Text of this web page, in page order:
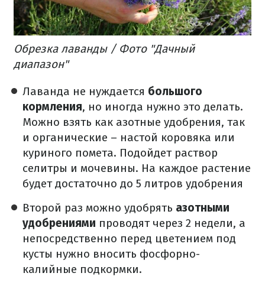
Обрезка лаванды / Фото "Дачный
диапазон"
Лаванда не нуждается большого
кормления, но иногда нужно это делать.
Можно взять как азотные удобрения, так
и органические – настой коровяка или
куриного помета. Подойдет раствор
селитры и мочевины. На каждое растение
будет достаточно до 5 литров удобрения
Второй раз можно удобрять азотными
удобрениями проводят через 2 недели, а
непосредственно перед цветением под
кусты нужно вносить фосфорно-
калийные подкормки.